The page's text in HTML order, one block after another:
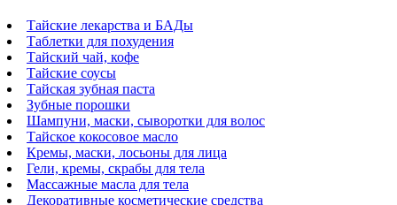
Тайские лекарства и БАДы
Таблетки для похудения
Тайский чай, кофе
Тайские соусы
Тайская зубная паста
Зубные порошки
Шампуни, маски, сыворотки для волос
Тайское кокосовое масло
Кремы, маски, лосьоны для лица
Гели, кремы, скрабы для тела
Массажные масла для тела
Декоративные косметические средства